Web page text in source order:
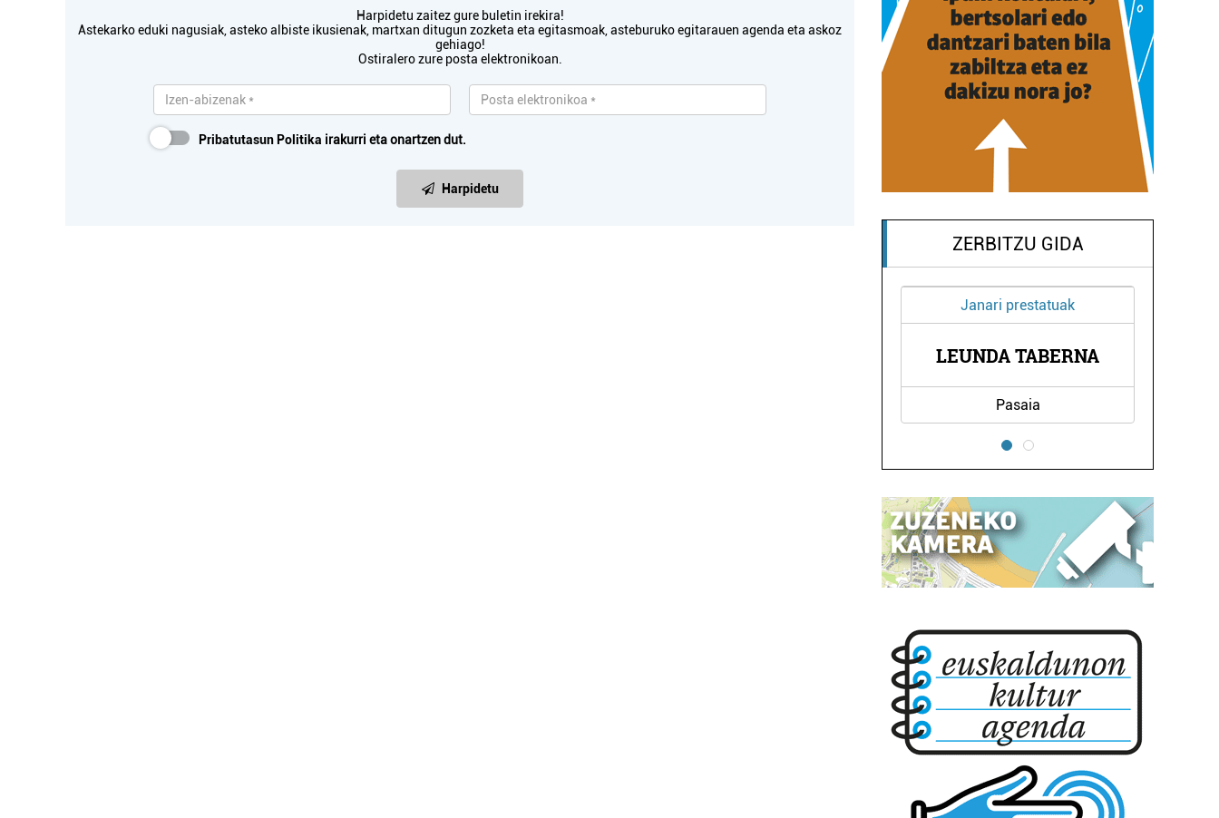
Harpidetu zaitez gure buletin irekira!
Astekarko eduki nagusiak, asteko albiste ikusienak, martxan ditugun zozketa eta egitasmoak, asteburuko egitarauen agenda eta askoz
gehiago!
Ostiralero zure posta elektronikoan.
Pribatutasun Politika irakurri eta onartzen dut.
Harpidetu
ZERBITZU GIDA
Janari prestatuak
LEUNDA TABERNA
Pasaia